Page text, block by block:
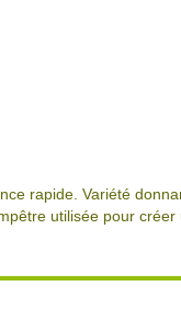
rapide. Variété
utilisée pour